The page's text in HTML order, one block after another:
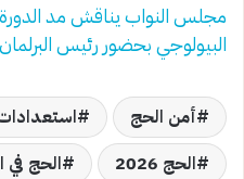
مجلس النواب يناقش مد الدورة
البيولوجي بحضور رئيس البرلمان
أمن الحج
الحج 2026
الحج في